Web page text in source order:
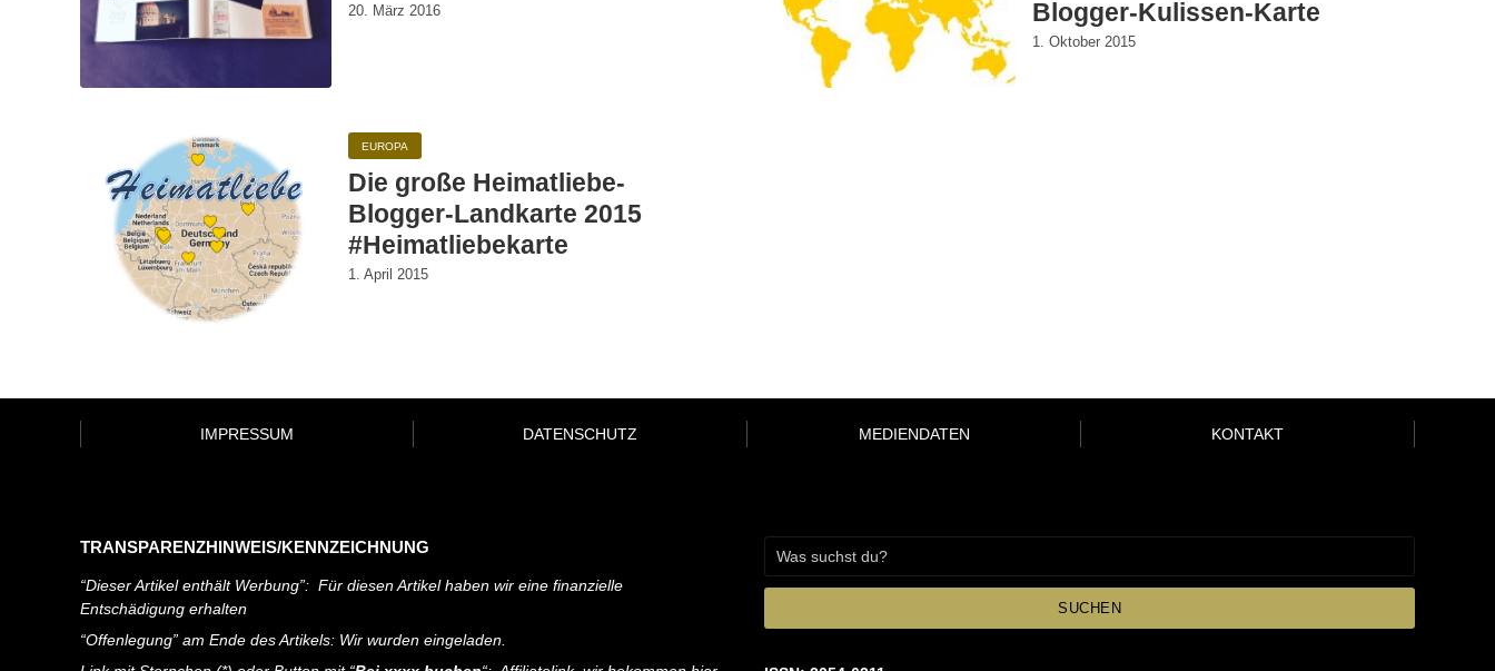
20. März 2016
Blogger-Kulissen-Karte
1. Oktober 2015
EUROPA
Die große Heimatliebe-
Blogger-Landkarte 2015
#Heimatliebekarte
1. April 2015
IMPRESSUM DATENSCHUTZ MEDIENDATEN KONTAKT
TRANSPARENZHINWEIS/KENNZEICHNUNG
“Dieser Artikel enthält Werbung”: Für diesen Artikel haben wir eine finanzielle
Entschädigung erhalten
“Offenlegung” am Ende des Artikels: Wir wurden eingeladen.
SUCHEN